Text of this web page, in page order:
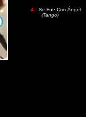
4.- Se Fue Con Ángel
(Tango)